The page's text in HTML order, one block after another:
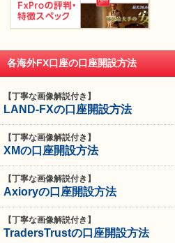
各海外FX口座の口座開設方法
【丁寧な画像解説付き】
LAND-FXの口座開設方法
【丁寧な画像解説付き】
XMの口座開設方法
【丁寧な画像解説付き】
Axioryの口座開設方法
【丁寧な画像解説付き】
TradersTrustの口座開設方法